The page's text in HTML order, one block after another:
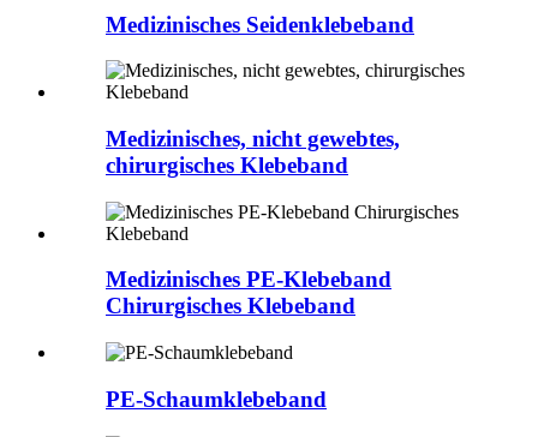
Medizinisches Seidenklebeband
Medizinisches, nicht gewebtes,
chirurgisches Klebeband
Medizinisches PE-Klebeband
Chirurgisches Klebeband
PE-Schaumklebeband